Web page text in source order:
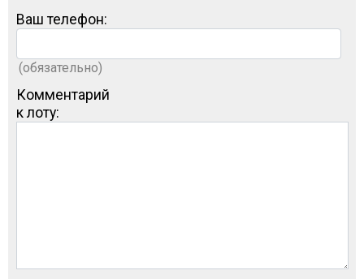
Ваш телефон:
(обязательно)
Комментарий
к лоту: